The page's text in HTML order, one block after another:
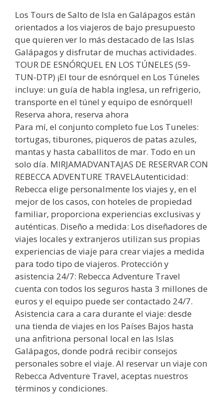
Los Tours de Salto de Isla en Galápagos están
orientados a los viajeros de bajo presupuesto
que quieren ver lo más destacado de las Islas
Galápagos y disfrutar de muchas actividades.
TOUR DE ESNÓRQUEL EN LOS TÚNELES (59-
TUN-DTP) ¡El tour de esnórquel en Los Túneles
incluye: un guía de habla inglesa, un refrigerio,
transporte en el túnel y equipo de esnórquel!
Reserva ahora, reserva ahora
Para mí, el conjunto completo fue Los Tuneles:
tortugas, tiburones, piqueros de patas azules,
mantas y hasta caballitos de mar. Todo en un
solo día. MIRJAMADVANTAJAS DE RESERVAR CON
REBECCA ADVENTURE TRAVELAutenticidad:
Rebecca elige personalmente los viajes y, en el
mejor de los casos, con hoteles de propiedad
familiar, proporciona experiencias exclusivas y
auténticas. Diseño a medida: Los diseñadores de
viajes locales y extranjeros utilizan sus propias
experiencias de viaje para crear viajes a medida
para todo tipo de viajeros. Protección y
asistencia 24/7: Rebecca Adventure Travel
cuenta con todos los seguros hasta 3 millones de
euros y el equipo puede ser contactado 24/7.
Asistencia cara a cara durante el viaje: desde
una tienda de viajes en los Países Bajos hasta
una anfitriona personal local en las Islas
Galápagos, donde podrá recibir consejos
personales sobre el viaje. Al reservar un viaje con
Rebecca Adventure Travel, aceptas nuestros
términos y condiciones.